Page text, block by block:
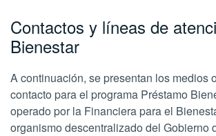
Contactos y líneas de
Bienestar
A continuación, se presentan los medios
contacto para el programa Préstamo
operado por la Financiera para el
organismo descentralizado del Gobierno